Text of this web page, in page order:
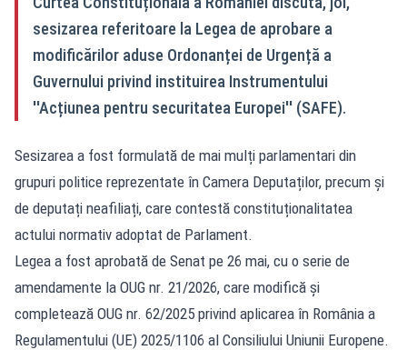
sesizarea referitoare la Legea de aprobare a
modificărilor aduse Ordonanței de Urgență a
Guvernului privind instituirea Instrumentului
''Acțiunea pentru securitatea Europei'' (SAFE).
Sesizarea a fost formulată de mai mulți parlamentari din
grupuri politice reprezentate în Camera Deputaților, precum și
de deputați neafiliați, care contestă constituționalitatea
actului normativ adoptat de Parlament.
Legea a fost aprobată de Senat pe 26 mai, cu o serie de
amendamente la OUG nr. 21/2026, care modifică și
completează OUG nr. 62/2025 privind aplicarea în România a
Regulamentului (UE) 2025/1106 al Consiliului Uniunii Europene.